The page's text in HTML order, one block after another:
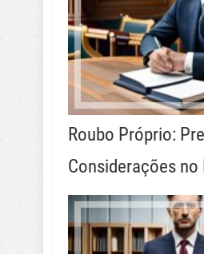
Roubo Próprio:
Considerações no